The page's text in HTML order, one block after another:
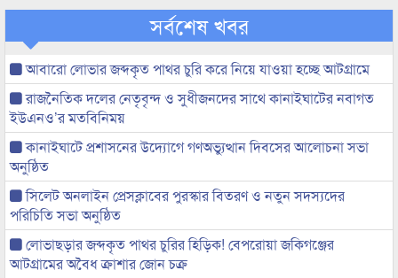
সর্বশেষ খবর
আবারো লোভার জব্দকৃত পাথর চুরি করে নিয়ে যাওয়া হচ্ছে আটগ্রামে
রাজনৈতিক দলের নেতৃবৃন্দ ও সুধীজনদের সাথে কানাইঘাটের নবাগত
ইউএনও’র মতবিনিময়
কানাইঘাটে প্রশাসনের উদ্যোগে গণঅভ্যুত্থান দিবসের আলোচনা সভা
অনুষ্ঠিত
সিলেট অনলাইন প্রেসক্লাবের পুরস্কার বিতরণ ও নতুন সদস্যদের
পরিচিতি সভা অনুষ্ঠিত
লোভাছড়ার জব্দকৃত পাথর চুরির হিড়িক! বেপরোয়া জকিগঞ্জের
আটগ্রামের অবৈধ ক্রাশার জোন চক্র